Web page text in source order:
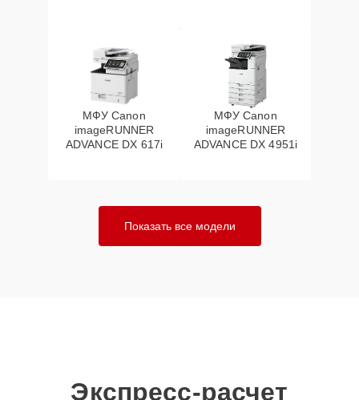
МФУ Canon
imageRUNNER
ADVANCE DX 617i
МФУ Canon
imageRUNNER
ADVANCE DX 4951i
Показать все модели
Экспресс-расчет